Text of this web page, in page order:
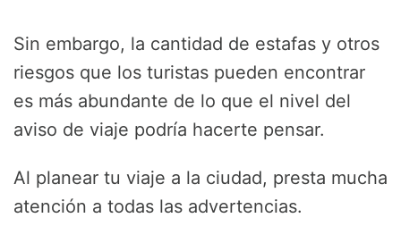
Sin embargo, la cantidad de estafas y otros
riesgos que los turistas pueden encontrar
es más abundante de lo que el nivel del
aviso de viaje podría hacerte pensar.
Al planear tu viaje a la ciudad, presta mucha
atención a todas las advertencias.